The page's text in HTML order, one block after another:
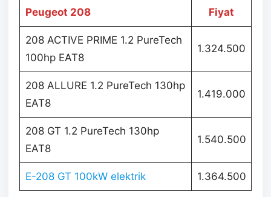
Peugeot 208 Fiyat
208 ACTIVE PRIME 1.2 PureTech
100hp EAT8
1.324.500
208 ALLURE 1.2 PureTech 130hp
EAT8
1.419.000
208 GT 1.2 PureTech 130hp
EAT8
1.540.500
E-208 GT 100kW elektrik 1.364.500